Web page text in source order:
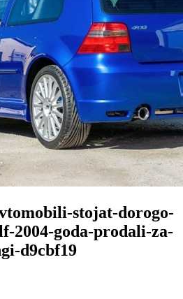
stojat-dorogo-
2004-goda-prodali-za-
d9cbf19